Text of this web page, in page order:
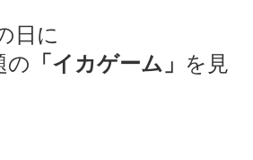
日に
の 「イカゲーム」 を見